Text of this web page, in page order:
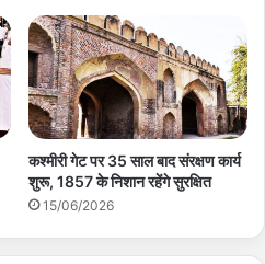
कश्मीरी गेट पर 35 साल बाद संरक्षण कार्य
शुरू, 1857 के निशान रहेंगे सुरक्षित
15/06/2026